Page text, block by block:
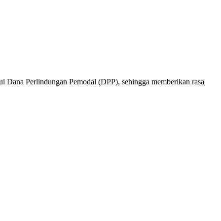
Perlindungan Pemodal (DPP), sehingga memberikan rasa